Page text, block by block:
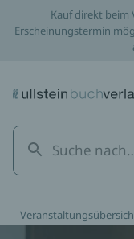
Kauf direkt beim
Erscheinungstermin